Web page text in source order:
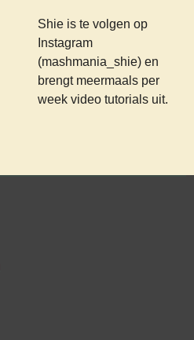
Shie is te volgen op
Instagram
(mashmania_shie) en
brengt meermaals per
week video tutorials uit.